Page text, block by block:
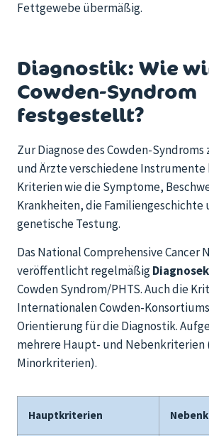
Fettgewebe übermäßig.
Diagnostik: Wie
Cowden-Syndrom
festgestellt?
Zur Diagnose des Cowden-
und Ärzte verschiedene Instrumente
Kriterien wie die Symptome,
Krankheiten, die Familiengeschichte
genetische Testung.
Das National Comprehensive Cancer
veröffentlicht regelmäßig
Cowden Syndrom/PHTS. Auch die
Internationalen Cowden-
Orientierung für die Diagnostik.
mehrere Haupt- und Nebenkriterien
Minorkriterien).
Hauptkriterien